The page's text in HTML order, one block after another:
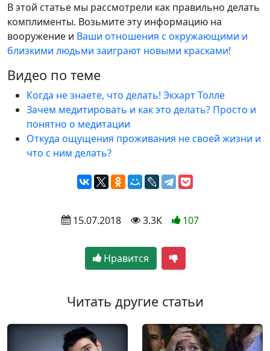
В этой статье мы рассмотрели как правильно делать
комплименты. Возьмите эту информацию на
вооружение и Ваши отношения с окружающими и
близкими людьми заиграют новыми красками!
Видео по теме
Когда не знаете, что делать! Экхарт Толле
Зачем медитировать и как это делать? Просто и
понятно о медитации
Откуда ощущения проживания не своей жизни и
что с ним делать?
15.07.2018 3.3K 107
Нравится
Читать другие статьи